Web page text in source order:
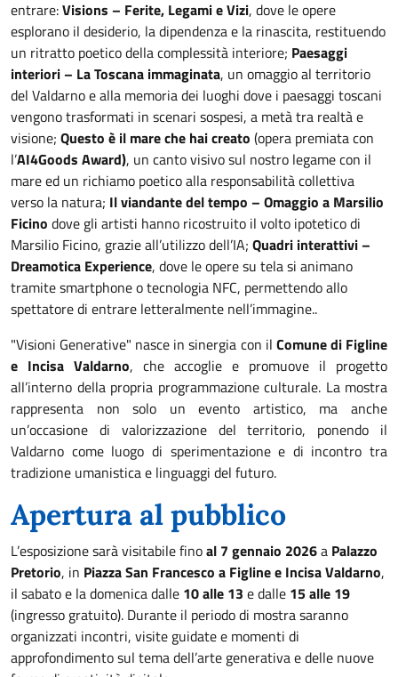
entrare:Visions – Ferite, Legami e Vizi, dove le opere
esplorano il desiderio, la dipendenza e la rinascita, restituendo
un ritratto poetico della complessità interiore; Paesaggi
interiori – La Toscana immaginata, un omaggio al territorio
del Valdarno e alla memoria dei luoghi dove i paesaggi toscani
vengono trasformati in scenari sospesi, a metà tra realtà e
visione; Questo è il mare che hai creato (opera premiata con
l’AI4Goods Award), un canto visivo sul nostro legame con il
mare ed un richiamo poetico alla responsabilità collettiva
verso la natura; Il viandante del tempo – Omaggio a Marsilio
Ficino dove gli artisti hanno ricostruito il volto ipotetico di
Marsilio Ficino, grazie all’utilizzo dell’IA; Quadri interattivi –
Dreamotica Experience, dove le opere su tela si animano
tramite smartphone o tecnologia NFC, permettendo allo
spettatore di entrare letteralmente nell’immagine..
"Visioni Generative" nasce in sinergia con il Comune di Figline
e Incisa Valdarno, che accoglie e promuove il progetto
all’interno della propria programmazione culturale. La mostra
rappresenta non solo un evento artistico, ma anche
un’occasione di valorizzazione del territorio, ponendo il
Valdarno come luogo di sperimentazione e di incontro tra
tradizione umanistica e linguaggi del futuro.
Apertura al pubblico
L’esposizione sarà visitabile finoal 7 gennaio 2026a Palazzo
Pretorio, in Piazza San Francesco a Figline e Incisa Valdarno,
il sabato e la domenica dalle 10 alle 13 e dalle 15 alle 19
(ingresso gratuito). Durante il periodo di mostra saranno
organizzati incontri, visite guidate e momenti di
approfondimento sul tema dell’arte generativa e delle nuove